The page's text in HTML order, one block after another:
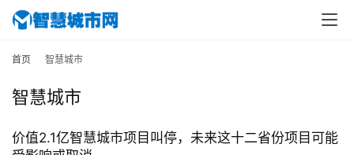
首页 智慧城市
智慧城市
价值2.1亿智慧城市项目叫停，未来这十二省份项目可能